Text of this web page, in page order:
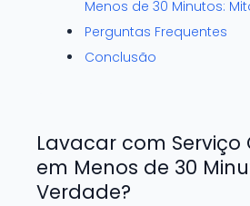
Menos de 30 Minutos:
Perguntas Frequentes
Conclusão
Lavacar com
em Menos de 30
Verdade?